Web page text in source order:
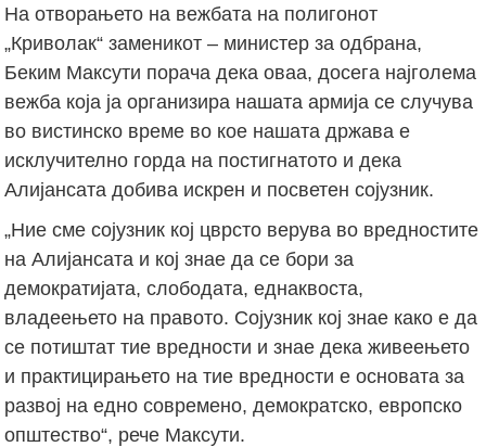
На отворањето на вежбата на полигонот
„Криволак“ заменикот – министер за одбрана,
Беким Максути порача дека оваа, досега најголема
вежба која ја организира нашата армија се случува
во вистинско време во кое нашата држава е
исклучително горда на постигнатото и дека
Алијансата добива искрен и посветен сојузник.
„Ние сме сојузник кој цврсто верува во вредностите
на Алијансата и кој знае да се бори за
демократијата, слободата, еднаквоста,
владеењето на правото. Сојузник кој знае како е да
се потиштат тие вредности и знае дека живеењето
и практицирањето на тие вредности е основата за
развој на едно современо, демократско, европско
општество“, рече Максути.